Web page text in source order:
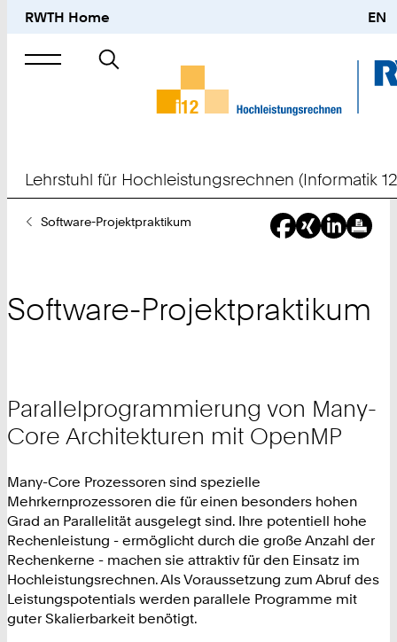
RWTH Home EN
Suche
nach
Lehrstuhl für Hochleistungsrechnen (Informatik
SieSoftware-Projektpraktikum
Software-Projektpraktikum
Parallelprogrammierung von Many-
Core Architekturen mit OpenMP
Many-Core Prozessoren sind spezielle
Mehrkernprozessoren die für einen besonders hohen
Grad an Parallelität ausgelegt sind. Ihre potentiell hohe
Rechenleistung - ermöglicht durch die große Anzahl der
Rechenkerne - machen sie attraktiv für den Einsatz im
Hochleistungsrechnen. Als Voraussetzung zum Abruf des
Leistungspotentials werden parallele Programme mit
guter Skalierbarkeit benötigt.